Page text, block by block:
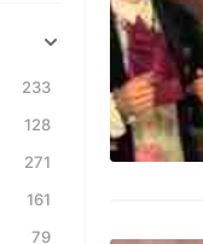
233
128
271
161
79